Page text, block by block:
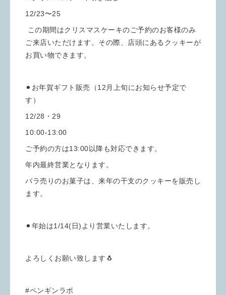
12/23〜25
この期間はクリスマスケーキのご予約のお客様のみ
ご来店いただけます。その際、店頭にあるクッキーが
お買い物できます。
⚫︎お年賀ギフト販売（12月上旬にお知らせ予定で
す）
12/28・29
10:00-13:00
ご予約の方は13:00以降も対応できます。
年内最終営業となります。
バラ売りのお菓子は、来年の干支のクッキーを販売し
ます。
⚫︎年始は1/14(日)より営業いたします。
よろしくお願い致します🐧
#ペンギンラボ